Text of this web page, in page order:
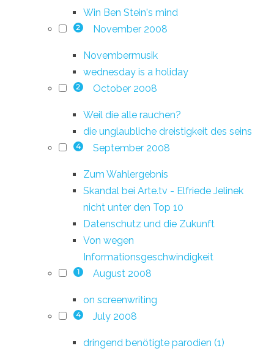
Win Ben Stein's mind
2 November 2008
Novembermusik
wednesday is a holiday
2 October 2008
Weil die alle rauchen?
die unglaubliche dreistigkeit des seins
4 September 2008
Zum Wahlergebnis
Skandal bei Arte.tv - Elfriede Jelinek
nicht unter den Top 10
Datenschutz und die Zukunft
Von wegen
Informationsgeschwindigkeit
1 August 2008
on screenwriting
4 July 2008
dringend benötigte parodien (1)